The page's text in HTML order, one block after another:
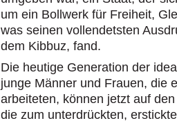
um ein Bollwerk für Freiheit,
was seinen vollendetsten
dem Kibbuz, fand.
Die heutige Generation der
junge Männer und Frauen, die
arbeiteten, können jetzt auf
die zum unterdrückten,